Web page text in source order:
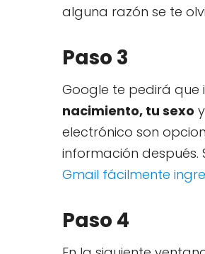
alguna razón se te
Paso 3
Google te pedirá que
nacimiento, tu sexo
electrónico son
información después.
Gmail fácilmente
Paso 4